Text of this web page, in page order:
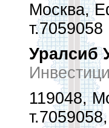
Москва,
т.7059058
Уралсиб
119048,